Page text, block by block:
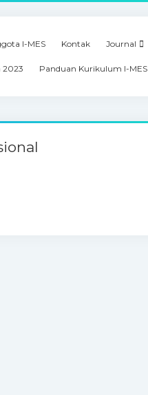
I-MES Kontak Journal
2023 Panduan Kurikulum I-MES